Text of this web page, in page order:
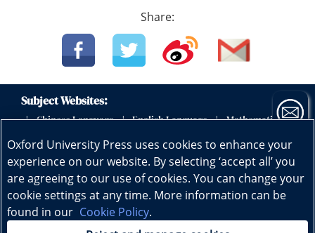
Share:
Subject Websites:
| Chinese Language | English Language | Mathematics |
Science Physics Biology Geography
Early Childhood Education |
Copyright © Oxford University Press (China) Ltd. Subscribe now
Oxford University Press uses cookies to enhance your
experience on our website. By selecting ‘accept all’ you
are agreeing to our use of cookies. You can change your
cookie settings at any time. More information can be
found in our Cookie Policy.